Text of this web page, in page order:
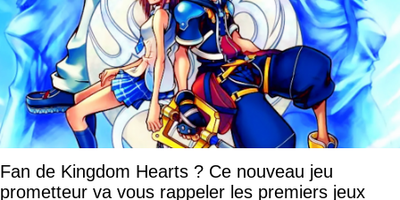
Fan de Kingdom Hearts ? Ce nouveau jeu
prometteur va vous rappeler les premiers jeux